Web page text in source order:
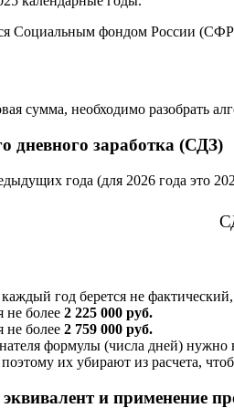
Социальным фондом России
сумма, необходимо разобрать
дневного заработка (СДЗ)
года (для 2026 года это
год берется не
не более 2 225 000 руб.
не более 2 759 000 руб.
формулы (числа дней) нужно
их убирают из расчета,
и применение